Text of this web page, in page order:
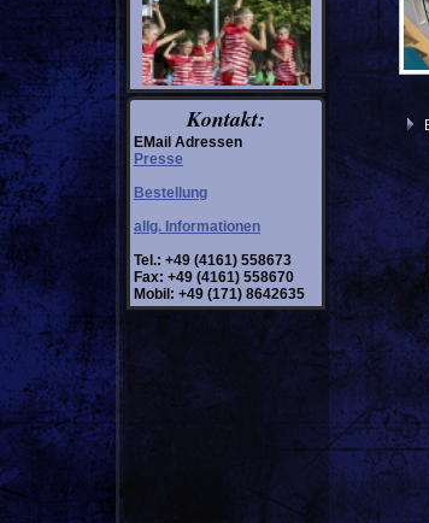
Kontakt:
EMail Adressen
Presse
Bestellung
allg. Informationen
Tel.: +49 (4161) 558673
Fax: +49 (4161) 558670
Mobil: +49 (171) 8642635